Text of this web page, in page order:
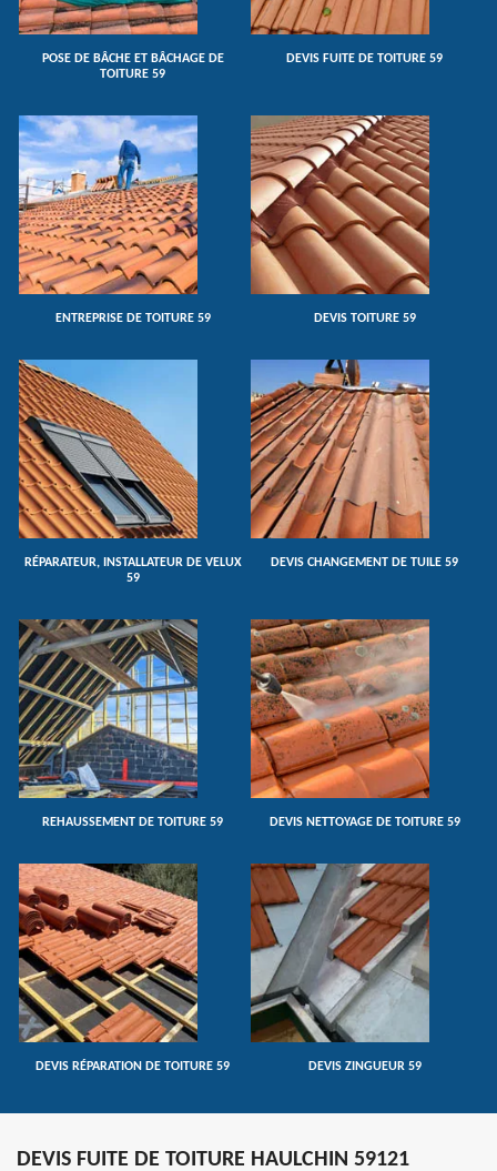
POSE DE BÂCHE ET BÂCHAGE DE
TOITURE 59
DEVIS FUITE DE TOITURE 59
ENTREPRISE DE TOITURE 59 DEVIS TOITURE 59
RÉPARATEUR, INSTALLATEUR DE VELUX
59
DEVIS CHANGEMENT DE TUILE 59
REHAUSSEMENT DE TOITURE 59 DEVIS NETTOYAGE DE TOITURE 59
DEVIS RÉPARATION DE TOITURE 59 DEVIS ZINGUEUR 59
DEVIS FUITE DE TOITURE HAULCHIN 59121